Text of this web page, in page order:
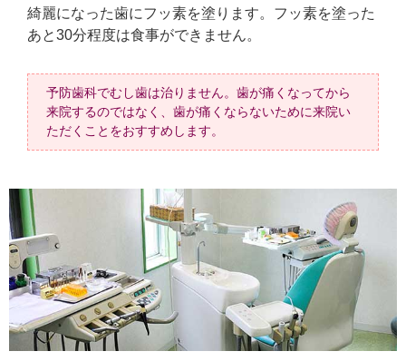
綺麗になった歯にフッ素を塗ります。フッ素を塗った
あと30分程度は食事ができません。
予防歯科でむし歯は治りません。歯が痛くなってから
来院するのではなく、歯が痛くならないために来院い
ただくことをおすすめします。